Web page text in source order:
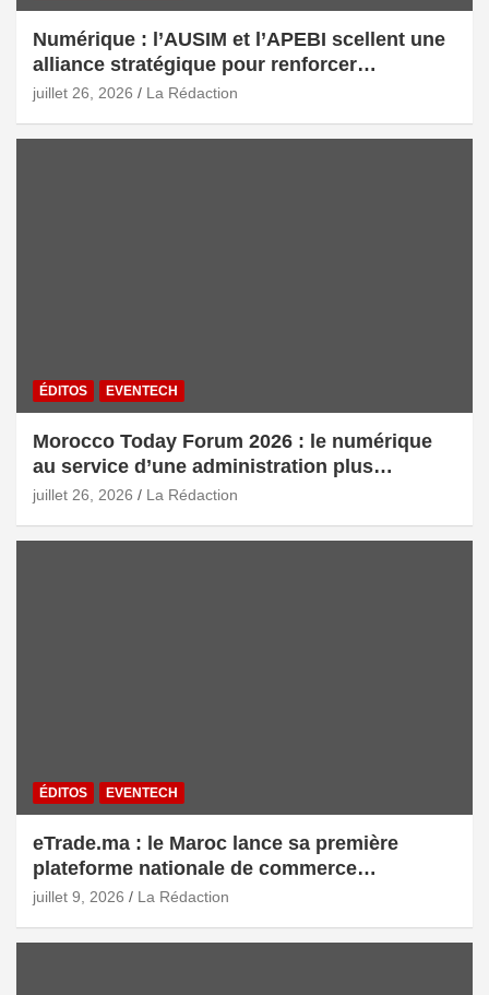
Numérique : l’AUSIM et l’APEBI scellent une
alliance stratégique pour renforcer
l’écosystème digital marocain
juillet 26, 2026 La Rédaction
ÉDITOS EVENTECH
Morocco Today Forum 2026 : le numérique
au service d’une administration plus
intelligente
juillet 26, 2026 La Rédaction
ÉDITOS EVENTECH
eTrade.ma : le Maroc lance sa première
plateforme nationale de commerce
électronique B2B pour accélérer les
juillet 9, 2026 La Rédaction